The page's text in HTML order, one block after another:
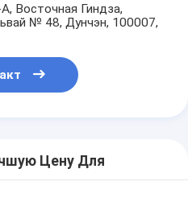
Восточная Гиндза,
№ 48, Дунчэн, 100007,
Цену Для